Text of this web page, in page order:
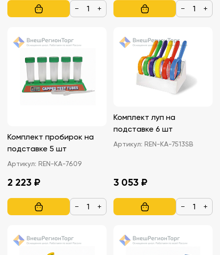
− + − +
Комплект пробирок на
подставке 5 шт
Артикул: REN-KA-7609
2 223 ₽
− +
Комплект луп на
подставке 6 шт
Артикул: REN-KA-7513SB
3 053 ₽
− +